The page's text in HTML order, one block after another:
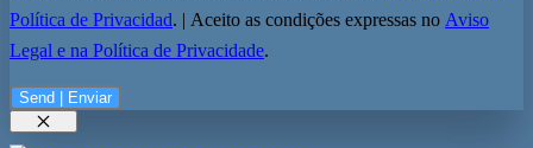
Política de Privacidad. | Aceito as condições expressas no Aviso
Legal e na Política de Privacidade.
Send | Enviar
Cerrar